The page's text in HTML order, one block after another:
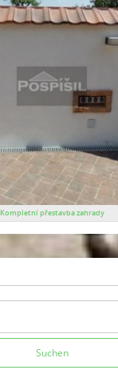
Kompletní přestavba zahrady